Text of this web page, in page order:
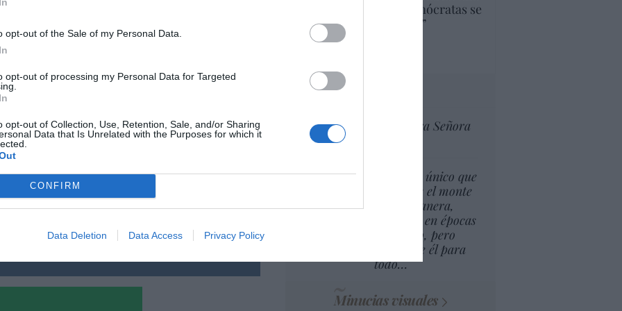
opt-out of the Sale of my Personal Data.
opt-out of processing my Personal Data for Targeted
opt-out of Collection, Use, Retention, Sale, and/or Sharing
Data that Is Unrelated with the Purposes for which it
CONFIRM
Data Deletion Data Access Privacy Policy
este artículo?
destacado de Hispanidad
tercera parte de los demócratas se
define como “socialista”
por Ignacio Aguirre
Cartas al director
Ceuta celebra Nuestra Señora
El cambio climático lo único que
puede suponer es que el monte
esté, de alguna manera,
disponible para arder en épocas
más largas del año, pero
esconderse detrás de él para
todo…
Minucias visuales